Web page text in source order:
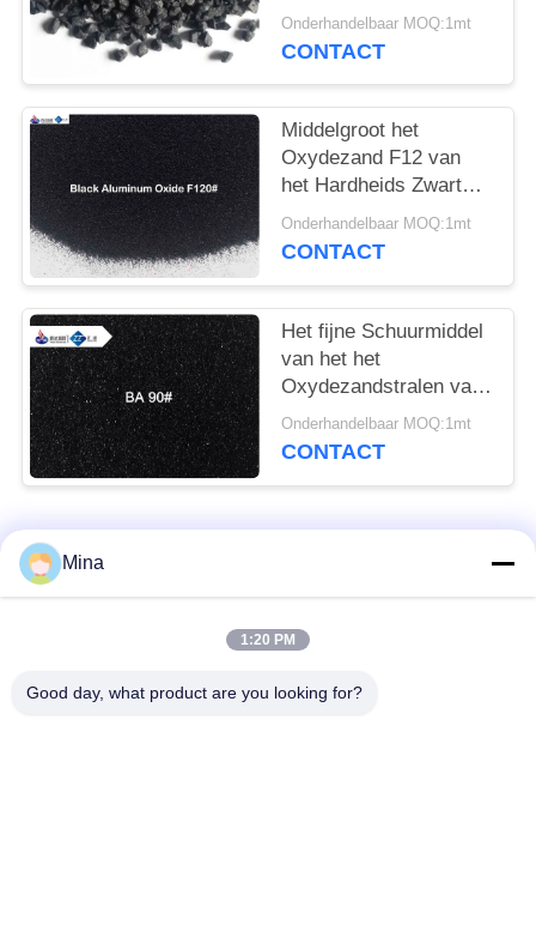
Schurend Gesmolten
Antislipcomplexenmateriaal
Onderhandelbaar MOQ:1mt
CONTACT
Middelgroot het
Oxydezand F12 van
het Hardheids Zwart
Aluminium - F240 voor
het Oppoetsen van
Onderhandelbaar MOQ:1mt
CONTACT
Het fijne Schuurmiddel
van het het
Oxydezandstralen van
het Grutten Zwarte
Aluminium voor Rem
Onderhandelbaar MOQ:1mt
CONTACT
populaire categorieën
Ceramische het
Mina
1:20 PM
Good day, what product are you looking for?